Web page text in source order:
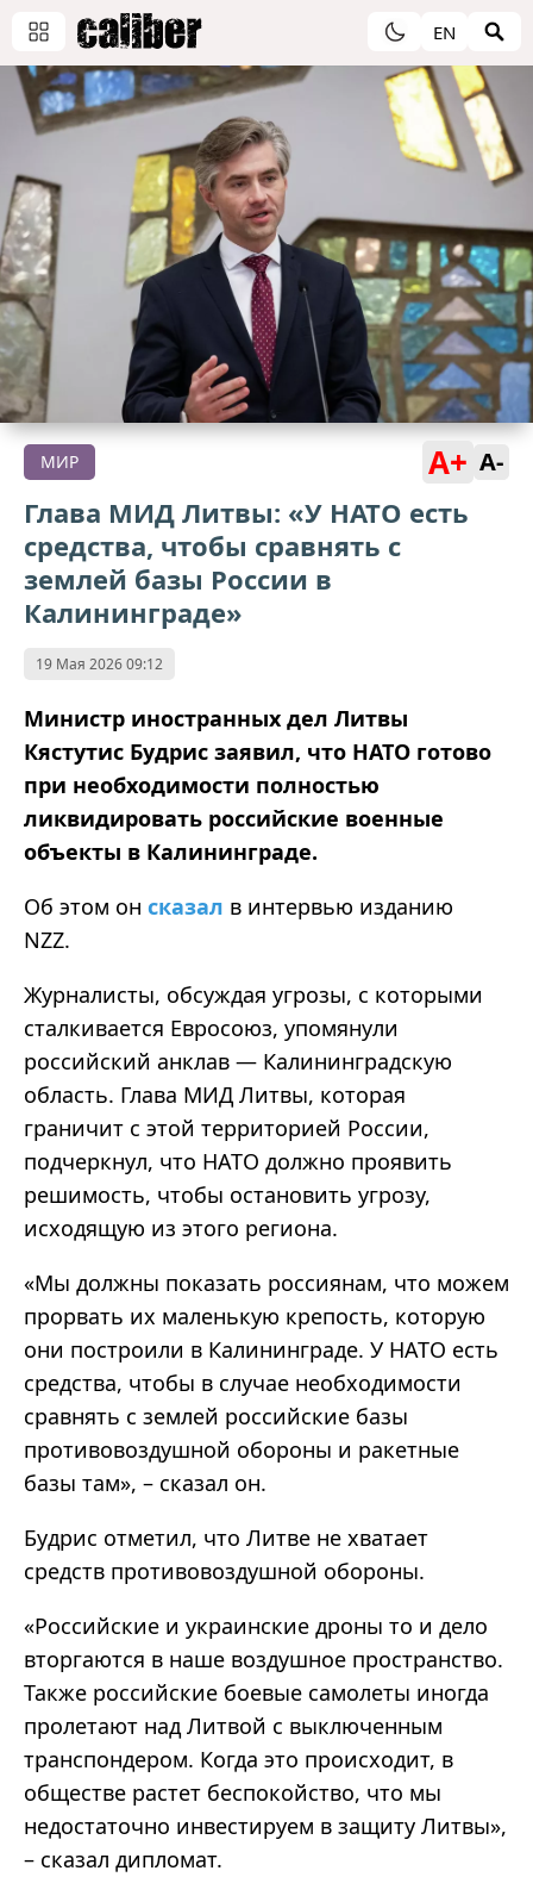
EN
МИР A+ A-
Глава МИД Литвы: «У НАТО есть
средства, чтобы сравнять с
землей базы России в
Калининграде»
19 Мая 2026 09:12
Министр иностранных дел Литвы
Кястутис Будрис заявил, что НАТО готово
при необходимости полностью
ликвидировать российские военные
объекты в Калининграде.
Об этом он сказал в интервью изданию
NZZ.
Журналисты, обсуждая угрозы, с которыми
сталкивается Евросоюз, упомянули
российский анклав — Калининградскую
область. Глава МИД Литвы, которая
граничит с этой территорией России,
подчеркнул, что НАТО должно проявить
решимость, чтобы остановить угрозу,
исходящую из этого региона.
«Мы должны показать россиянам, что можем
прорвать их маленькую крепость, которую
они построили в Калининграде. У НАТО есть
средства, чтобы в случае необходимости
сравнять с землей российские базы
противовоздушной обороны и ракетные
базы там», – сказал он.
Будрис отметил, что Литве не хватает
средств противовоздушной обороны.
«Российские и украинские дроны то и дело
вторгаются в наше воздушное пространство.
Также российские боевые самолеты иногда
пролетают над Литвой с выключенным
транспондером. Когда это происходит, в
обществе растет беспокойство, что мы
недостаточно инвестируем в защиту Литвы»,
– сказал дипломат.